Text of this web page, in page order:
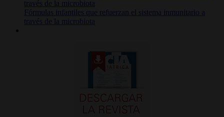
Fórmulas infantiles que refuerzan el sistema inmunitario a
través de la microbiota